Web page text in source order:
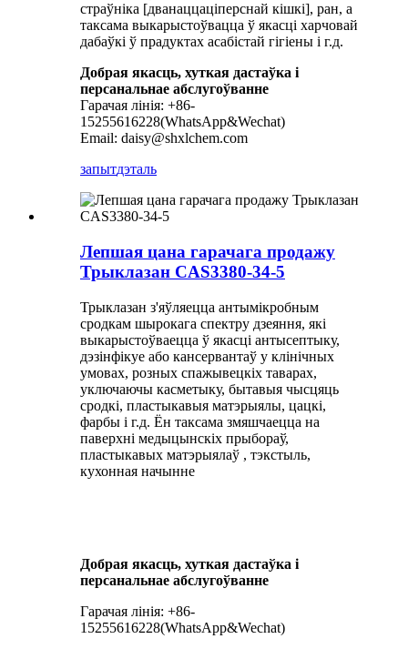
страўніка [дванаццаціперснай кішкі], ран, а
таксама выкарыстоўвацца ў якасці харчовай
дабаўкі ў прадуктах асабістай гігіены і г.д.
Добрая якасць, хуткая дастаўка і
персанальнае абслугоўванне
Гарачая лінія: +86-
15255616228(WhatsApp&Wechat)
Email: daisy@shxlchem.com
запытдэталь
Лепшая цана гарачага продажу
Трыклазан CAS3380-34-5
Трыклазан з'яўляецца антымікробным
сродкам шырокага спектру дзеяння, які
выкарыстоўваецца ў якасці антысептыку,
дэзінфікуе або кансервантаў у клінічных
умовах, розных спажывецкіх таварах,
уключаючы касметыку, бытавыя чысцяць
сродкі, пластыкавыя матэрыялы, цацкі,
фарбы і г.д. Ён таксама змяшчаецца на
паверхні медыцынскіх прыбораў,
пластыкавых матэрыялаў , тэкстыль,
кухонная начынне
Добрая якасць, хуткая дастаўка і
персанальнае абслугоўванне
Гарачая лінія: +86-
15255616228(WhatsApp&Wechat)